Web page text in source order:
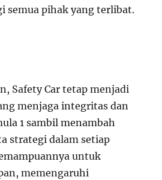
semua pihak yang terlibat.
Safety Car tetap menjadi
menjaga integritas dan
1 sambil menambah
strategi dalam setiap
untuk
memengaruhi